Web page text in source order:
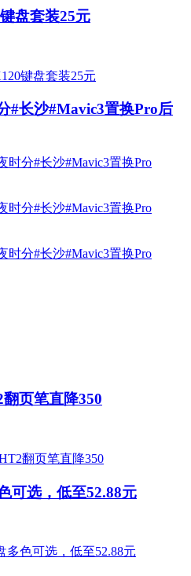
盘套装25元
#长沙#Mavic3置换Pro后
页笔直降350
可选，低至52.88元